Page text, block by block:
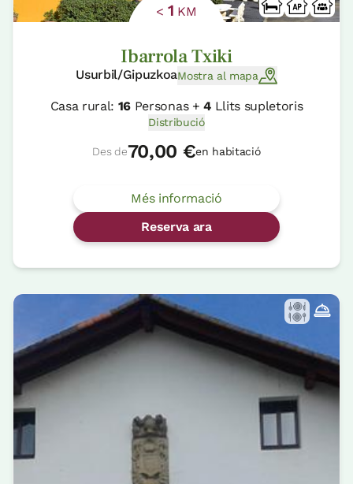
< 1 KM
Ibarrola Txiki
Usurbil/GipuzkoaMostra al mapa
Casa rural: 16 Personas +4Llits supletoris
Distribució
Des de70,00 €en habitació
Més informació
Reserva ara